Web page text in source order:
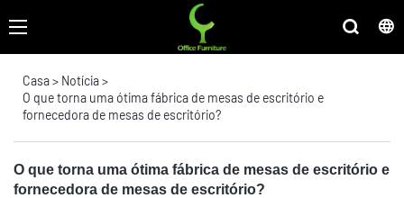
Casa> Notícia>
O que torna uma ótima fábrica de mesas de escritório e
fornecedora de mesas de escritório?
O que torna uma ótima fábrica de mesas de escritório e
fornecedora de mesas de escritório?